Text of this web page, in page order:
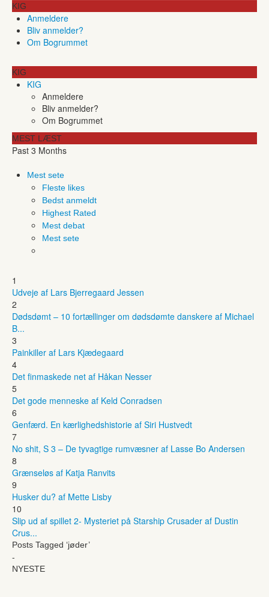
KIG
Anmeldere
Bliv anmelder?
Om Bogrummet
KIG
KIG
Anmeldere
Bliv anmelder?
Om Bogrummet
MEST LÆST
Past 3 Months
Mest sete
Fleste likes
Bedst anmeldt
Highest Rated
Mest debat
Mest sete
1
Udveje af Lars Bjerregaard Jessen
2
Dødsdømt – 10 fortællinger om dødsdømte danskere af Michael
B...
3
Painkiller af Lars Kjædegaard
4
Det finmaskede net af Håkan Nesser
5
Det gode menneske af Keld Conradsen
6
Genfærd. En kærlighedshistorie af Siri Hustvedt
7
No shit, S 3 – De tyvagtige rumvæsner af Lasse Bo Andersen
8
Grænseløs af Katja Ranvits
9
Husker du? af Mette Lisby
10
Slip ud af spillet 2- Mysteriet på Starship Crusader af Dustin
Crus...
Posts Tagged ‘jøder’
-
NYESTE